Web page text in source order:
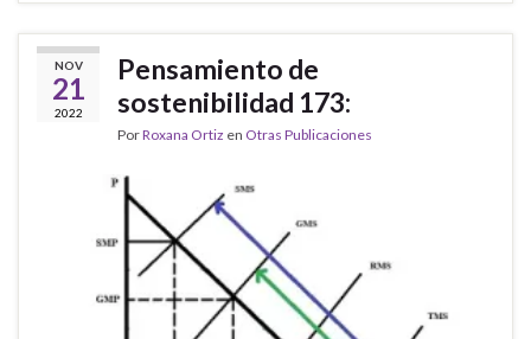
NOV
21
2022
Pensamiento de
sostenibilidad 173:
PorRoxana Ortiz en Otras Publicaciones